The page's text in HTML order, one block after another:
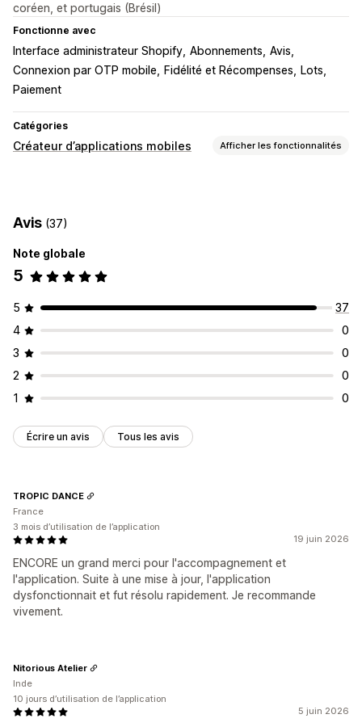
coréen, et portugais (Brésil)
Fonctionne avec
Interface administrateur Shopify Abonnements Avis
Connexion par OTP mobile
Fidélité et Récompenses
Lots
Paiement
Catégories
Créateur d’applications mobiles Afficher les fonctionnalités
Connexion
Éditeur avec fonction de glisser-déposer
Devises multiples
Synchronisation en temps réel
Notifications push
Panier abandonné
De retour en stock Géolocalisation Personnalisation
Promotions Supports enrichis
Notifications personnalisées
Avis (37)
Note globale
5
5
37
4
0
3
0
2
0
1
0
Écrire un avis Tous les avis
19 juin 2026
ENCORE un grand merci pour l'accompagnement et
l'application. Suite à une mise à jour, l'application
dysfonctionnait et fut résolu rapidement. Je recommande
vivement.
TROPIC DANCE
France
3 mois d’utilisation de l’application
5 juin 2026
Nitorious Atelier
Inde
10 jours d’utilisation de l’application